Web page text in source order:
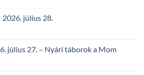
2026. július 28.
július 27. – Nyári táborok a Mom